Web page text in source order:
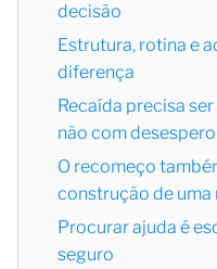
decisão
Estrutura, rotina e
diferença
Recaída precisa
não com desespero
O recomeço
construção de uma
Procurar ajuda é
seguro